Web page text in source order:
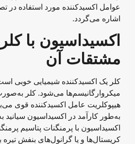
عوامل اکسیدکننده مورد استفاده در
اشاره می‌گردد.
اکسیداسیون با
مشتقات آن
کلر یک اکسید‌کننده شیمیایی خوبی
میکروارگانیسم‌ها می‌شود. کلر
هیپوکلریت عامل اکسیدکننده قوی
به‌طور کارآمد در اکسیداسیون سیانید
اکسیداسیون با پرمنگنات پتاسیم
کریستال‌ها و یا گرانول‌های بنفش